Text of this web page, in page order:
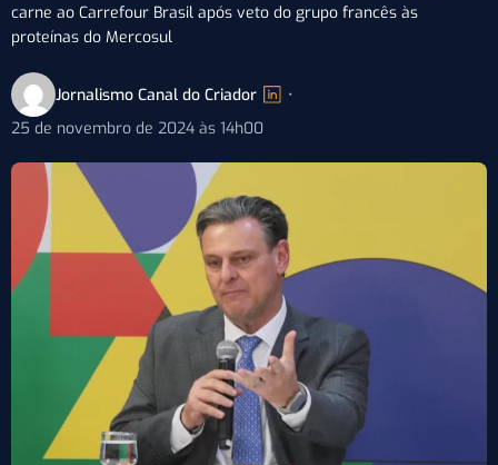
carne ao Carrefour Brasil após veto do grupo francês às
proteínas do Mercosul
Jornalismo Canal do Criador
•
25 de novembro de 2024 às 14h00